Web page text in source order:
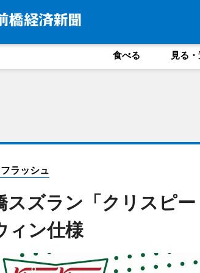
食べる 見る
ラッシュ
スズラン「クリスピ
ィン仕様